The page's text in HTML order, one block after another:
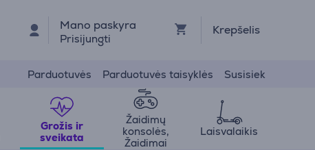
Mano paskyra
Prisijungti
Krepšelis
Parduotuvės Parduotuvės taisyklės Susisiek
Grožis ir
sveikata
Žaidimų
konsolės,
Žaidimai
Laisvalaikis